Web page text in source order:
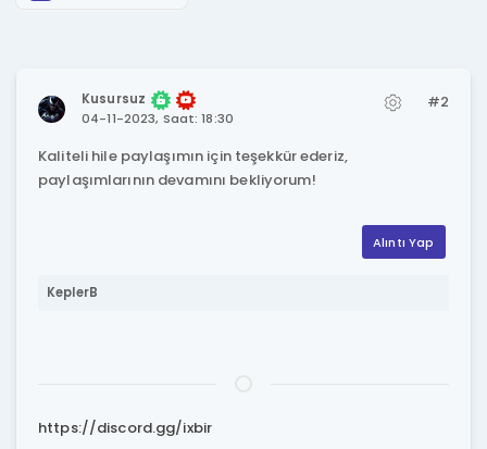
Kusursuz
04-11-2023, Saat: 18:30
#2
Kaliteli hile paylaşımın için teşekkür ederiz,
paylaşımlarının devamını bekliyorum!
Alıntı Yap
KeplerB
https://discord.gg/ixbir